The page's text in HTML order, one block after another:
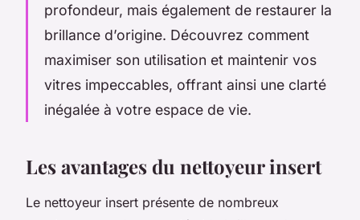
profondeur, mais également de restaurer la
brillance d’origine. Découvrez comment
maximiser son utilisation et maintenir vos
vitres impeccables, offrant ainsi une clarté
inégalée à votre espace de vie.
Les avantages du nettoyeur insert
Le nettoyeur insert présente de nombreux